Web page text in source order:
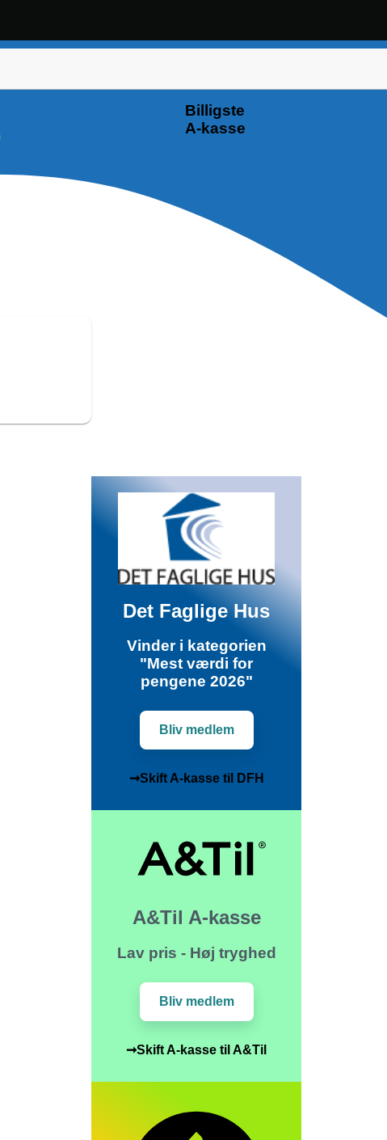
Billigste
A-kasse
Det Faglige Hus
Vinder i kategorien
"Mest værdi for
pengene 2026"
Bliv medlem
➞Skift A-kasse til DFH
A&Til A-kasse
Lav pris - Høj tryghed
Bliv medlem
➞Skift A-kasse til A&Til